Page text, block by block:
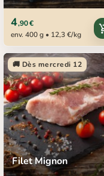
4,90 €
env. 400 g • 12,3 €/kg
🚚 Dès mercredi 12
Filet Mignon